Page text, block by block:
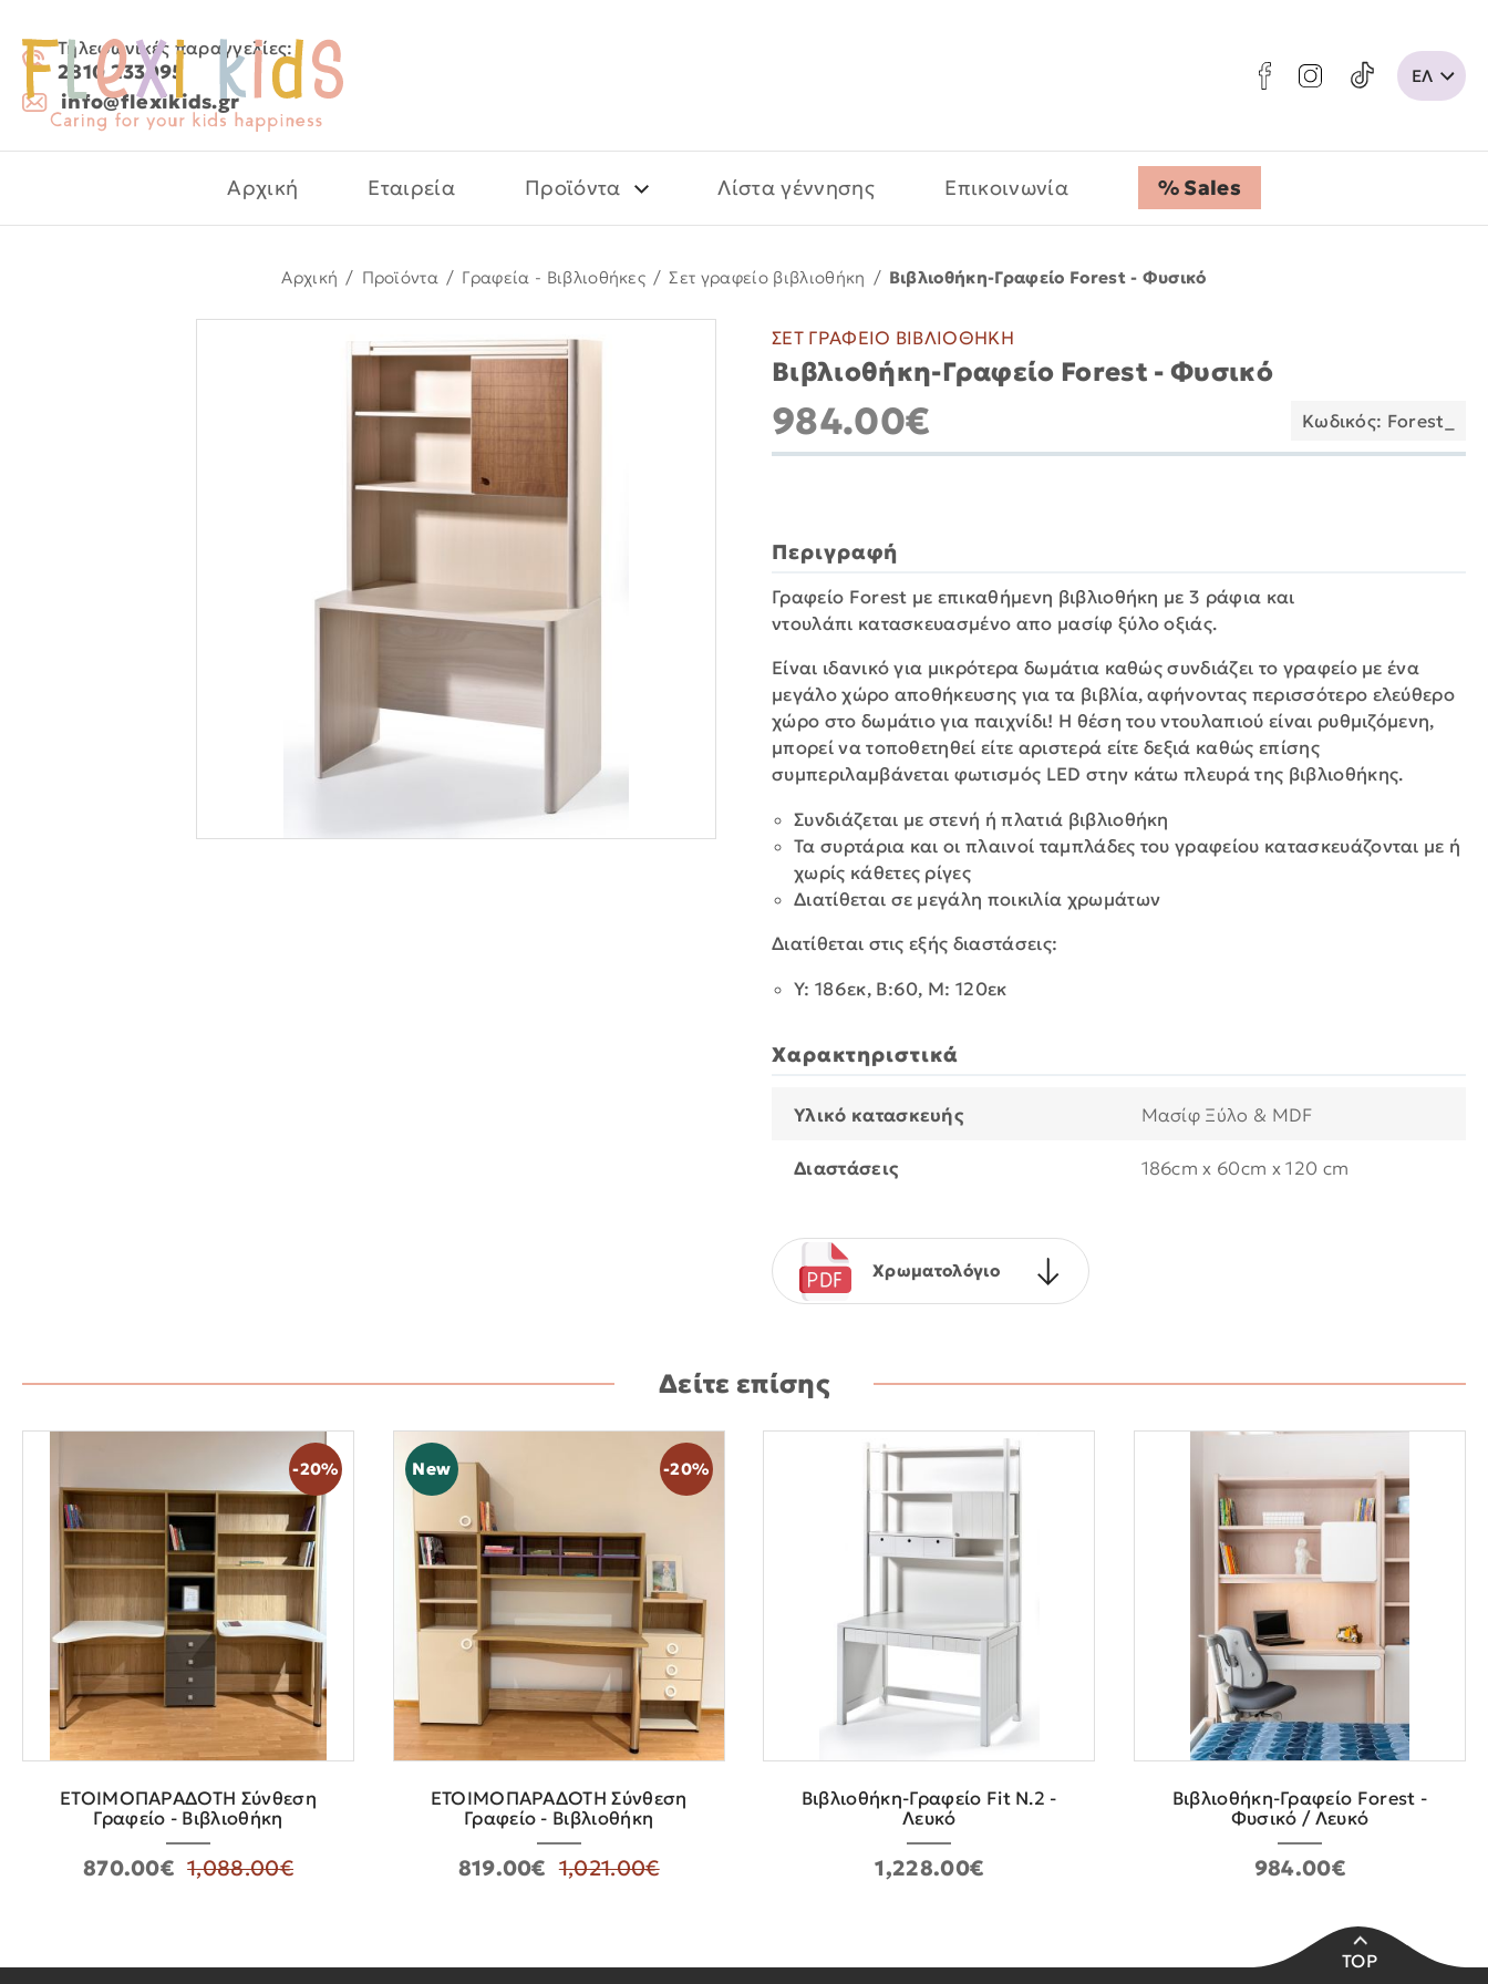
Τηλεφωνικές παραγγελίες:
2810 233095
info@flexikids.gr
Αρχική Εταιρεία Προϊόντα Λίστα γέννησης Επικοινωνία % Sales
Αρχική / Προϊόντα / Γραφεία - Βιβλιοθήκες / Σετ γραφείο βιβλιοθήκη / Βιβλιοθήκη-Γραφείο Forest - Φυσικό
ΣΕΤ ΓΡΑΦΕΙΟ ΒΙΒΛΙΟΘΗΚΗ
Βιβλιοθήκη-Γραφείο Forest - Φυσικό
984.00€ Κωδικός: Forest_
Περιγραφή
Γραφείο Forest με επικαθήμενη βιβλιοθήκη με 3 ράφια και
ντουλάπι κατασκευασμένο απο μασίφ ξύλο οξιάς.
Είναι ιδανικό για μικρότερα δωμάτια καθώς συνδιάζει το γραφείο με ένα
μεγάλο χώρο αποθήκευσης για τα βιβλία, αφήνοντας περισσότερο ελεύθερο
χώρο στο δωμάτιο για παιχνίδι! Η θέση του ντουλαπιού είναι ρυθμιζόμενη,
μπορεί να τοποθετηθεί είτε αριστερά είτε δεξιά καθώς επίσης
συμπεριλαμβάνεται φωτισμός LED στην κάτω πλευρά της βιβλιοθήκης.
Συνδιάζεται με στενή ή πλατιά βιβλιοθήκη
Τα συρτάρια και οι πλαινοί ταμπλάδες του γραφείου κατασκευάζονται με ή
χωρίς κάθετες ρίγες
Διατίθεται σε μεγάλη ποικιλία χρωμάτων
Διατίθεται στις εξής διαστάσεις:
Y: 186εκ, Β:60, Μ: 120εκ
Χαρακτηριστικά
Υλικό κατασκευής Μασίφ Ξύλο & MDF
Διαστάσεις 186cm x 60cm x 120 cm
Χρωματολόγιο
Δείτε επίσης
-20%
ΕΤΟΙΜΟΠΑΡΑΔΟΤΗ Σύνθεση
Γραφείο - Βιβλιοθήκη
870.00€ 1,088.00€
New -20%
ΕΤΟΙΜΟΠΑΡΑΔΟΤΗ Σύνθεση
Γραφείο - Βιβλιοθήκη
819.00€ 1,021.00€
Βιβλιοθήκη-Γραφείο Fit N.2 -
Λευκό
1,228.00€
Βιβλιοθήκη-Γραφείο Forest -
Φυσικό / Λευκό
984.00€
TOP